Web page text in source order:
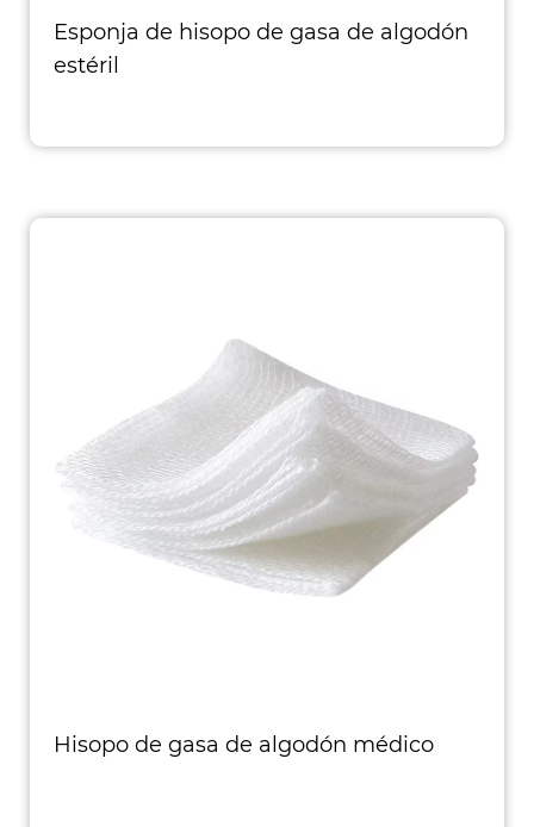
Esponja de hisopo de gasa de algodón
estéril
Hisopo de gasa de algodón médico